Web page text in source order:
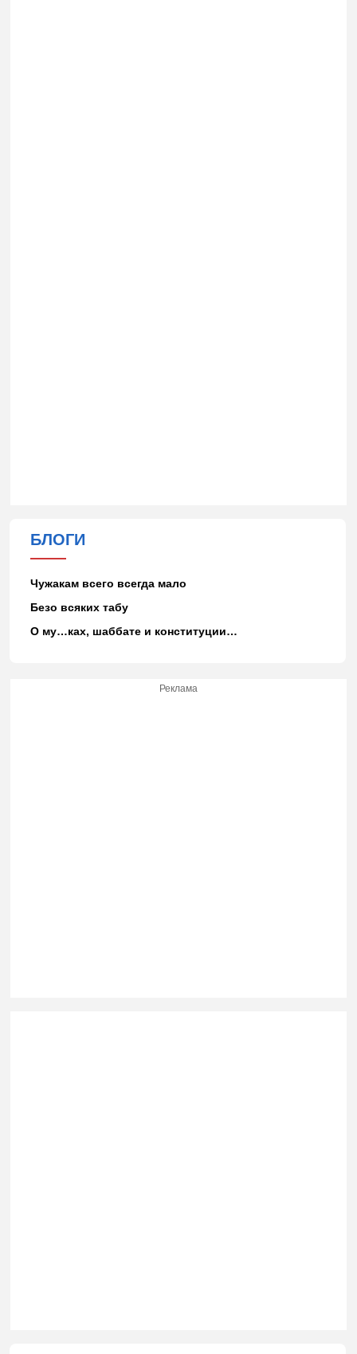
БЛОГИ
Чужакам всего всегда мало
Безо всяких табу
О му…ках, шаббате и конституции…
Реклама